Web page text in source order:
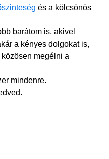
és a kölcsönös
barátom is, akivel
a kényes dolgokat is,
megélni a
mindenre.